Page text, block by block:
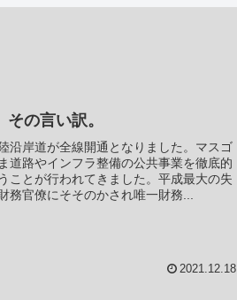
の言い訳。
沿岸道が全線開通となりました。マスゴ
道路やインフラ整備の公共事業を徹底的
ことが行われてきました。平成最大の失
務官僚にそそのかされ唯一財務...
2021.12.18